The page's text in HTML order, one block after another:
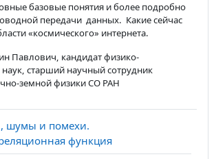
базовые понятия и более подробно
передачи данных. Какие сейчас
«космического» интернета.
Павлович, кандидат физико-
наук, старший научный сотрудник
земной физики СО РАН
шумы и помехи.
функцияСтраница